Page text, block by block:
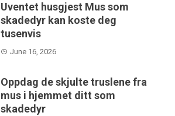
Uventet husgjest Mus som
skadedyr kan koste deg
tusenvis
June 16, 2026
Oppdag de skjulte truslene fra
mus i hjemmet ditt som
skadedyr